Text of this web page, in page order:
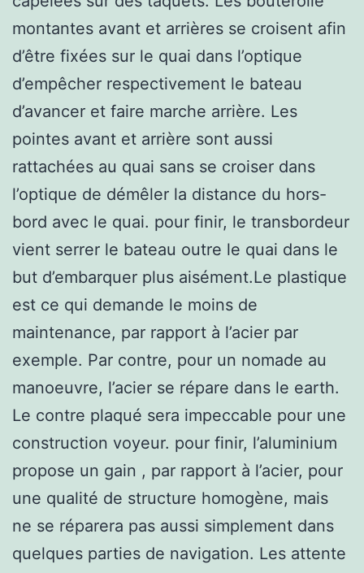
montantes avant et arrières se croisent afin
d’être fixées sur le quai dans l’optique
d’empêcher respectivement le bateau
d’avancer et faire marche arrière. Les
pointes avant et arrière sont aussi
rattachées au quai sans se croiser dans
l’optique de démêler la distance du hors-
bord avec le quai. pour finir, le transbordeur
vient serrer le bateau outre le quai dans le
but d’embarquer plus aisément.Le plastique
est ce qui demande le moins de
maintenance, par rapport à l’acier par
exemple. Par contre, pour un nomade au
manoeuvre, l’acier se répare dans le earth.
Le contre plaqué sera impeccable pour une
construction voyeur. pour finir, l’aluminium
propose un gain , par rapport à l’acier, pour
une qualité de structure homogène, mais
ne se réparera pas aussi simplement dans
quelques parties de navigation. Les attente